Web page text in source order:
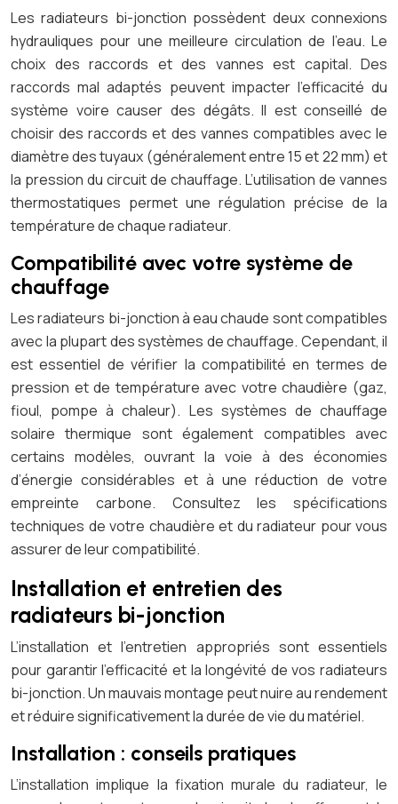
Les radiateurs bi-jonction possèdent deux connexions
hydrauliques pour une meilleure circulation de l’eau. Le
choix des raccords et des vannes est capital. Des
raccords mal adaptés peuvent impacter l’efficacité du
système voire causer des dégâts. Il est conseillé de
choisir des raccords et des vannes compatibles avec le
diamètre des tuyaux (généralement entre 15 et 22 mm) et
la pression du circuit de chauffage. L’utilisation de vannes
thermostatiques permet une régulation précise de la
température de chaque radiateur.
Compatibilité avec votre système de
chauffage
Les radiateurs bi-jonction à eau chaude sont compatibles
avec la plupart des systèmes de chauffage. Cependant, il
est essentiel de vérifier la compatibilité en termes de
pression et de température avec votre chaudière (gaz,
fioul, pompe à chaleur). Les systèmes de chauffage
solaire thermique sont également compatibles avec
certains modèles, ouvrant la voie à des économies
d’énergie considérables et à une réduction de votre
empreinte carbone. Consultez les spécifications
techniques de votre chaudière et du radiateur pour vous
assurer de leur compatibilité.
Installation et entretien des
radiateurs bi-jonction
L’installation et l’entretien appropriés sont essentiels
pour garantir l’efficacité et la longévité de vos radiateurs
bi-jonction. Un mauvais montage peut nuire au rendement
et réduire significativement la durée de vie du matériel.
Installation : conseils pratiques
L’installation implique la fixation murale du radiateur, le